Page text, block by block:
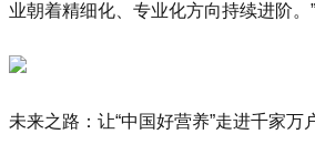
业朝着精细化、专业化方向持续进阶。”
未来之路：让“中国好营养”走进千家万